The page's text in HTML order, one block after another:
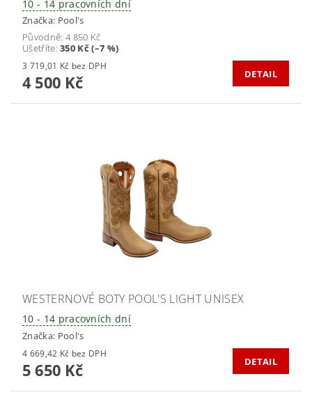
10 - 14 pracovních dní
Značka: Pool's
Původně: 4 850 Kč
Ušetříte:350 Kč (–7 %)
3 719,01 Kč bez DPH
4 500 Kč DETAIL
WESTERNOVÉ BOTY POOL'S LIGHT UNISEX
10 - 14 pracovních dní
Značka: Pool's
4 669,42 Kč bez DPH
5 650 Kč DETAIL